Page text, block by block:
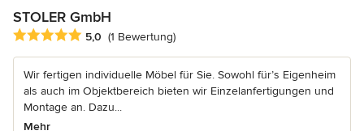
STOLER GmbH
Durchschnittliche Bewertung: 5 von 5 Sternen
5,0 (1 Bewertung)
Wir fertigen individuelle Möbel für Sie. Sowohl für’s Eigenheim
als auch im Objektbereich bieten wir Einzelanfertigungen und
Montage an. Dazu...
Mehr